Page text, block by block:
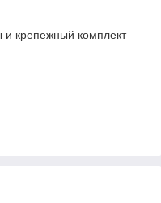
и крепежный комплект